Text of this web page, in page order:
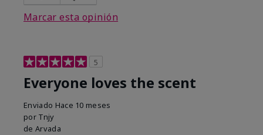
Marcar esta opinión
5
Everyone loves the scent
Enviado Hace 10 meses
por Tnjy
de Arvada